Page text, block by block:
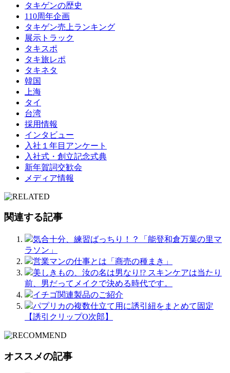
タキゲンの歴史
110周年企画
タキゲン売上ランキング
展示トラック
タキスポ
タキ旅レポ
タキネタ
韓国
上海
タイ
台湾
採用情報
インタビュー
入社１年目アンケート
入社式・創立記念式典
新年賀詞交歓会
メディア情報
関連する記事
気合十分、練習ばっちり！？「能登和倉万葉の里マ
ラソン」
営業マンの仕事とは「商売の種まき」
美しきもの、汝の名は男なり!? スキンケアは当たり
前、男だってメイクで決める時代です。
イチゴ関連製品のご紹介
パプリカの複数仕立て用に誘引紐をまとめて固定
【誘引クリップO次郎】
オススメの記事